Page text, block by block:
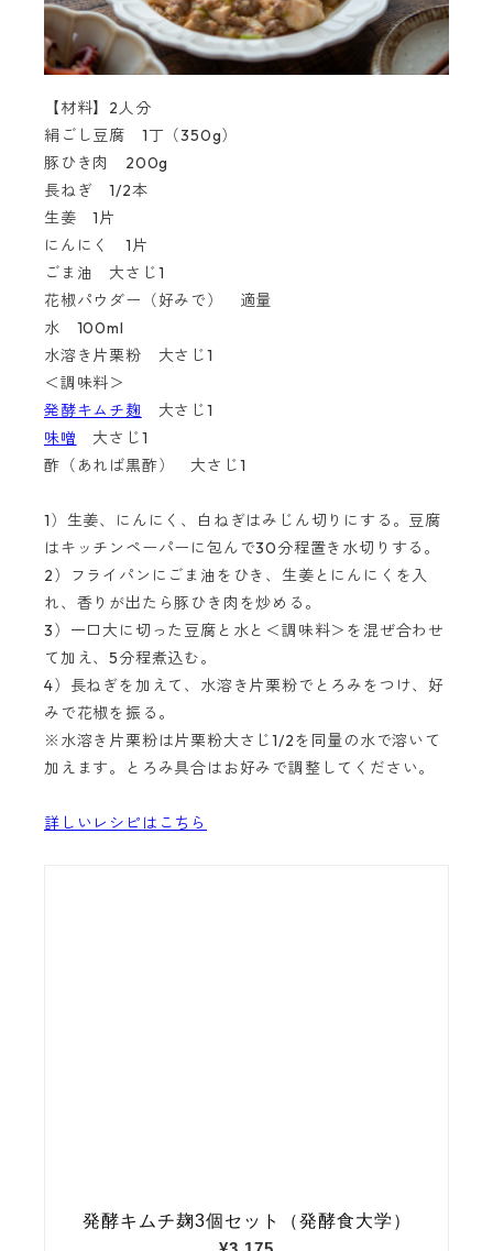
【材料】2人分
絹ごし豆腐 1丁（350g）
豚ひき肉 200g
長ねぎ 1/2本
生姜 1片
にんにく 1片
ごま油 大さじ1
花椒パウダー（好みで） 適量
水 100ml
水溶き片栗粉 大さじ1
＜調味料＞
発酵キムチ麹
大さじ1
味噌 大さじ1
酢（あれば黒酢） 大さじ1
1）生姜、にんにく、白ねぎはみじん切りにする。豆腐
はキッチンペーパーに包んで30分程置き水切りする。
2）フライパンにごま油をひき、生姜とにんにくを入
れ、香りが出たら豚ひき肉を炒める。
3）一口大に切った豆腐と水と＜調味料＞を混ぜ合わせ
て加え、5分程煮込む。
4）長ねぎを加えて、水溶き片栗粉でとろみをつけ、好
みで花椒を振る。
※水溶き片栗粉は片栗粉大さじ1/2を同量の水で溶いて
加えます。とろみ具合はお好みで調整してください。
詳しいレシピはこちら